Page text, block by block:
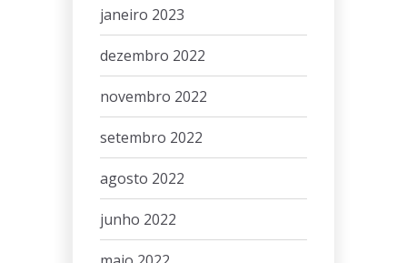
janeiro 2023
dezembro 2022
novembro 2022
setembro 2022
agosto 2022
junho 2022